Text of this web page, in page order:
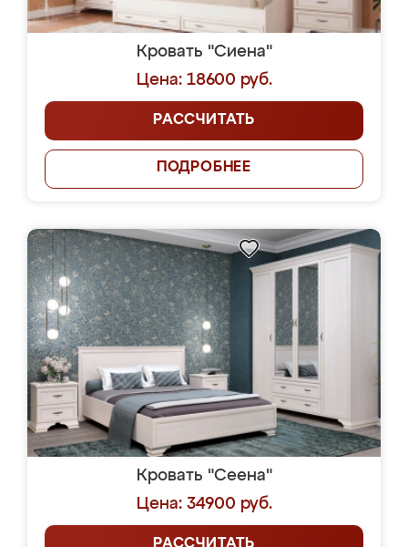
Кровать "Сиена"
Цена: 18600 руб.
РАССЧИТАТЬ
ПОДРОБНЕЕ
Кровать "Сеена"
Цена: 34900 руб.